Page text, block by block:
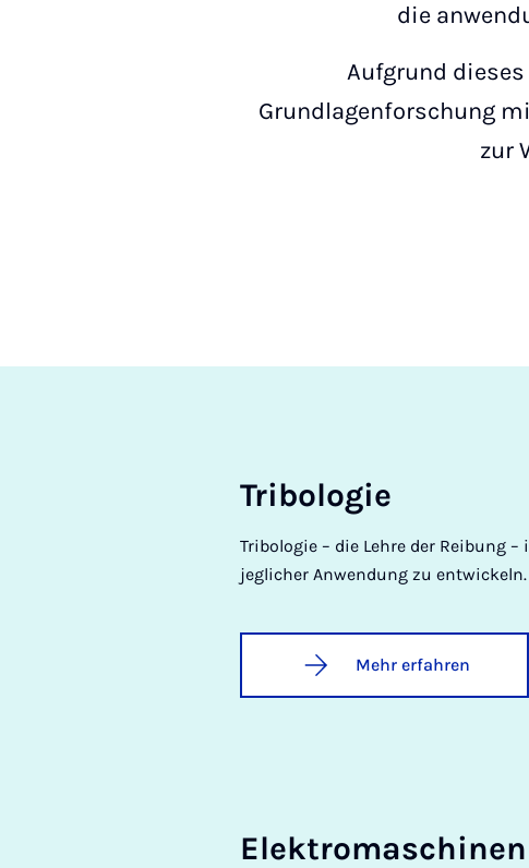
die
Aufgrund
Grundlagenforschung
zur
Tri­bo­lo­gie
Tribologie – die Lehre der Reibung
jeglicher Anwendung zu entwickeln.
Mehr erfahren
Elek­tro­ma­schi­nen